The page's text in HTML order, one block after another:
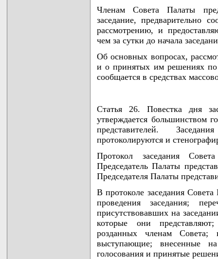
Членам Совета Палаты
заседание, предварительно
рассмотрению, и
чем за сутки до начала
Об основных вопросах,
и о принятых им решениях по
сообщается в средствах
Статья 26. Повестка дня
утверждается большинством
представителей.
протоколируются и
Протокол заседания
Председатель Палаты
Председателя Палаты
В протоколе заседания
проведения заседания;
присутствовавших на
которые они
розданных членам Совета;
выступающие; внесенные на
голосования и принятые